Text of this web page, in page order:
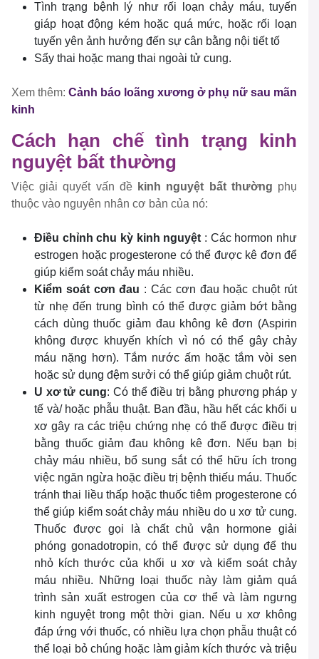
Tình trạng bệnh lý như rối loạn chảy máu, tuyến
giáp hoạt động kém hoặc quá mức, hoặc rối loạn
tuyến yên ảnh hưởng đến sự cân bằng nội tiết tố
Sẩy thai hoặc mang thai ngoài tử cung.
Xem thêm: Cảnh báo loãng xương ở phụ nữ sau mãn
kinh
Cách hạn chế tình trạng kinh
nguyệt bất thường
Việc giải quyết vấn đề kinh nguyệt bất thường phụ
thuộc vào nguyên nhân cơ bản của nó:
Điều chỉnh chu kỳ kinh nguyệt : Các hormon như
estrogen hoặc progesterone có thể được kê đơn để
giúp kiểm soát chảy máu nhiều.
Kiểm soát cơn đau : Các cơn đau hoặc chuột rút
từ nhẹ đến trung bình có thể được giảm bớt bằng
cách dùng thuốc giảm đau không kê đơn (Aspirin
không được khuyến khích vì nó có thể gây chảy
máu nặng hơn). Tắm nước ấm hoặc tắm vòi sen
hoặc sử dụng đệm sưởi có thể giúp giảm chuột rút.
U xơ tử cung: Có thể điều trị bằng phương pháp y
tế và/ hoặc phẫu thuật. Ban đầu, hầu hết các khối u
xơ gây ra các triệu chứng nhẹ có thể được điều trị
bằng thuốc giảm đau không kê đơn. Nếu bạn bị
chảy máu nhiều, bổ sung sắt có thể hữu ích trong
việc ngăn ngừa hoặc điều trị bệnh thiếu máu. Thuốc
tránh thai liều thấp hoặc thuốc tiêm progesterone có
thể giúp kiểm soát chảy máu nhiều do u xơ tử cung.
Thuốc được gọi là chất chủ vận hormone giải
phóng gonadotropin, có thể được sử dụng để thu
nhỏ kích thước của khối u xơ và kiểm soát chảy
máu nhiều. Những loại thuốc này làm giảm quá
trình sản xuất estrogen của cơ thể và làm ngưng
kinh nguyệt trong một thời gian. Nếu u xơ không
đáp ứng với thuốc, có nhiều lựa chọn phẫu thuật có
thể loại bỏ chúng hoặc làm giảm kích thước và triệu